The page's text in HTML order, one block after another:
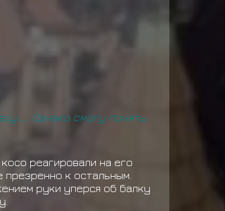
Однако смогу понять,
реагировали на его
к остальным.
руки уперся об балку